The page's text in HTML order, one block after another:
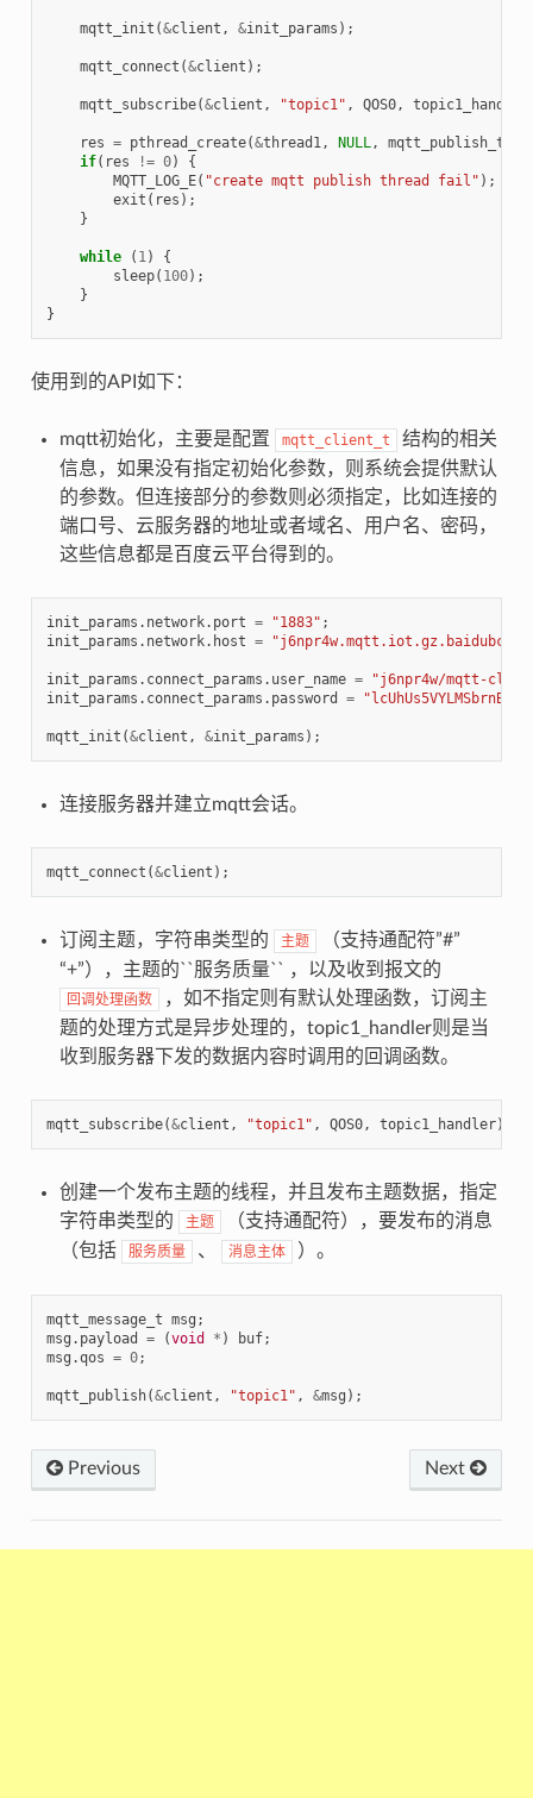
mqtt_init (&client , &init_params );
mqtt_connect (&client );
mqtt_subscribe(&client , "topic1" , QOS0, topic1_handler
res = pthread_create(&thread1 , NULL ,
if( res != 0)
{
MQTT_LOG_E( "create mqtt publish thread fail" );
exit ( res );
}
while ( 1 )
{
sleep( 100);
}
}
使用到的API如下：
mqtt初始化，主要是配置 mqtt_client_t
结构的相关
信息，如果没有指定初始化参数，则系统会提供默认
的参数。但连接部分的参数则必须指定，比如连接的
端口号、云服务器的地址或者域名、用户名、密码，
这些信息都是百度云平台得到的。
init_params . network. port = "1883" ;
init_params . network. host =
init_params . connect_params . user_name =
"j6npr4w/mqtt-
init_params . connect_params . password = "lcUhUs5VYLMSbrnB"
mqtt_init (&client , &init_params );
连接服务器并建立mqtt会话。
mqtt_connect (&client );
订阅主题，字符串类型的 主题
（支持通配符”#”
“+”），主题的``服务质量`` ，以及收到报文的
回调处理函数
，如不指定则有默认处理函数，订阅主
题的处理方式是异步处理的，topic1_handler则是当
收到服务器下发的数据内容时调用的回调函数。
mqtt_subscribe(&client , "topic1" , QOS0, topic1_handler);
创建一个发布主题的线程，并且发布主题数据，指定
字符串类型的
主题
（支持通配符），要发布的消息
（包括
服务质量 、 消息主体 ）。
mqtt_message_t msg ;
msg . payload = (void * ) buf;
msg .qos = 0;
mqtt_publish(&client , "topic1" , &msg );
Next
Previous